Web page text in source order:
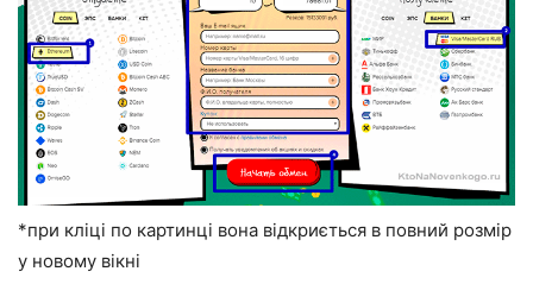
*при кліці по картинці вона відкриється в повний розмір
у новому вікні